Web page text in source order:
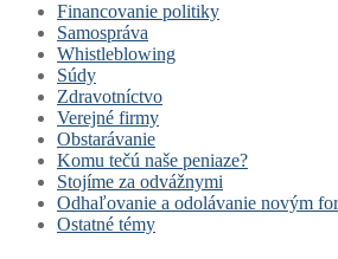
Financovanie politiky
Samospráva
Whistleblowing
Súdy
Zdravotníctvo
Verejné firmy
Obstarávanie
Komu tečú naše peniaze?
Stojíme za odvážnymi
Odhaľovanie a odolávanie novým
Ostatné témy